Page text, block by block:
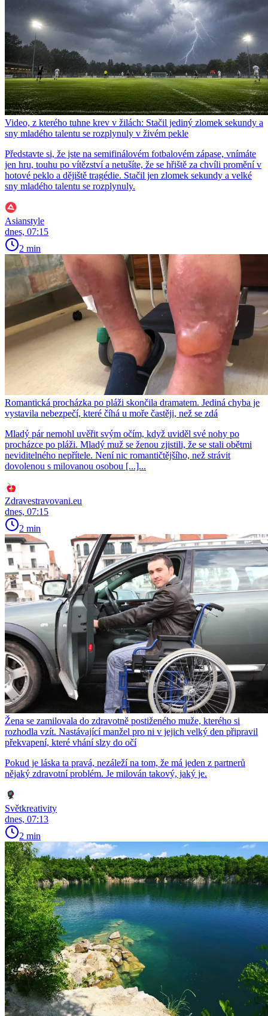
Video, z kterého tuhne krev v žilách: Stačil jediný zlomek sekundy a
sny mladého talentu se rozplynuly v živém pekle
Představte si, že jste na semifinálovém fotbalovém zápase, vnímáte
jen hru, touhu po vítězství a netušíte, že se hřiště za chvíli promění v
hotové peklo a dějiště tragédie. Stačil jen zlomek sekundy a velké
sny mladého talentu se rozplynuly.
Asianstyle
dnes, 07:15
2 min
Romantická procházka po pláži skončila dramatem. Jediná chyba je
vystavila nebezpečí, které číhá u moře častěji, než se zdá
Mladý pár nemohl uvěřit svým očím, když uviděl své nohy po
procházce po pláži. Mladý muž se ženou zjistili, že se stali obětmi
neviditelného nepřítele. Není nic romantičtějšího, než strávit
dovolenou s milovanou osobou [...]...
Zdravestravovani.eu
dnes, 07:15
2 min
Žena se zamilovala do zdravotně postiženého muže, kterého si
rozhodla vzít. Nastávající manžel pro ni v jejich velký den připravil
překvapení, které vhání slzy do očí
Pokud je láska ta pravá, nezáleží na tom, že má jeden z partnerů
nějaký zdravotní problém. Je milován takový, jaký je.
Světkreativity
dnes, 07:13
2 min